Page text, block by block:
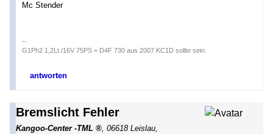
Mc Stender
--
G1Ph2 1,2Lt./16V 75PS = D4F 730 aus 2007 KC1D sollte sein.
antworten
Bremslicht Fehler
Kangoo-Center -TML , 06618 Leislau,